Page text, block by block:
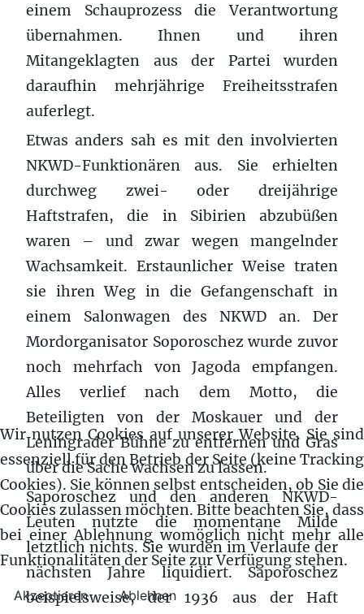
einem Schauprozess die Verantwortung
übernahmen. Ihnen und ihren
Mitangeklagten aus der Partei wurden
daraufhin mehrjährige Freiheitsstrafen
auferlegt.
Etwas anders sah es mit den involvierten
NKWD-Funktionären aus. Sie erhielten
durchweg zwei- oder dreijährige
Haftstrafen, die in Sibirien abzubüßen
waren – und zwar wegen mangelnder
Wachsamkeit. Erstaunlicher Weise traten
sie ihren Weg in die Gefangenschaft in
einem Salonwagen des NKWD an. Der
Mordorganisator Soporoschez wurde zuvor
noch mehrfach von Jagoda empfangen.
Alles verlief nach dem Motto, die
Beteiligten von der Moskauer und der
Leningrader Bühne zu entfernen und Gras
über die Sache wachsen zu lassen.
Saporoschez und den anderen NKWD-
Leuten nutzte die momentane Milde
letztlich nichts. Sie wurden im Verlaufe der
nächsten Jahre liquidiert. Saporoschez
beispielsweise, der 1936 aus der Haft
Wir nutzen Cookies auf unserer Website. Sie sind
essenziell für den Betrieb der Seite (keine Tracking
Cookies). Sie können selbst entscheiden, ob Sie die
Cookies zulassen möchten. Bitte beachten Sie, dass
bei einer Ablehnung womöglich nicht mehr alle
Funktionalitäten der Seite zur Verfügung stehen.
Akzeptieren Ablehnen